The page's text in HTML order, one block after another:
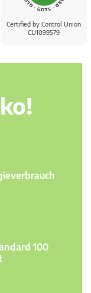
Certified by Control Union
CU1099579
100